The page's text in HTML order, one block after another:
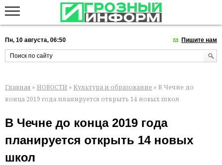
Пн, 10 августа, 06:50 Пишите нам
Главная » НОВОСТИ » Культура и образование » В Чечне до
конца 2019 года планируется открыть 14 новых школ
В Чечне до конца 2019 года
планируется открыть 14 новых
школ